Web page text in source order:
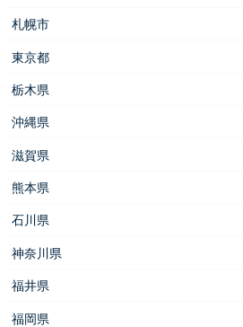
札幌市
東京都
栃木県
沖縄県
滋賀県
熊本県
石川県
神奈川県
福井県
福岡県